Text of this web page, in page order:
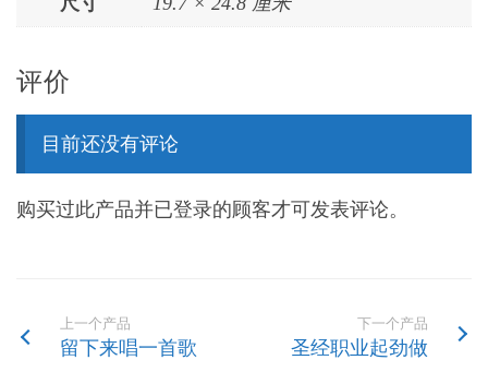
评价
目前还没有评论
购买过此产品并已登录的顾客才可发表评论。
上一个产品
留下来唱一首歌
下一个产品
圣经职业起劲做